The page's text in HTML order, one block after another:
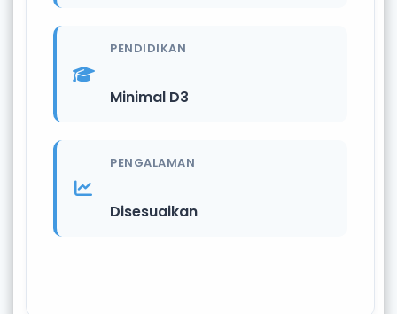
PENDIDIKAN
Minimal D3
PENGALAMAN
Disesuaikan